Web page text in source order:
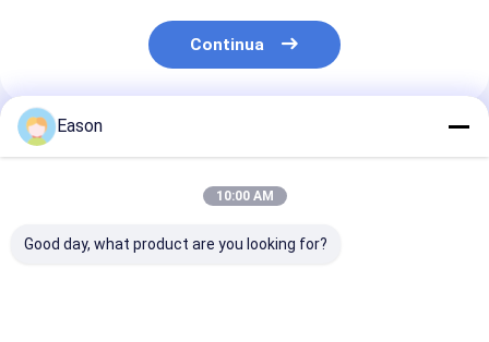
Continua
Prodotti Raccomandati
Eason
10:00 AM
Good day, what product are you looking for?